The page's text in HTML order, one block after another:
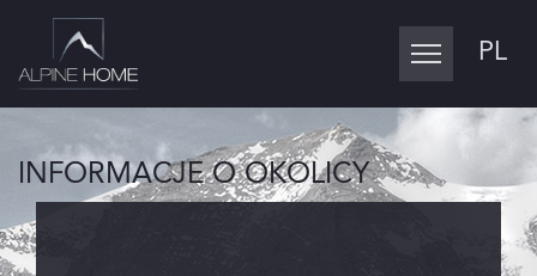
Toggle
navigation
PL
INFORMACJE O OKOLICY